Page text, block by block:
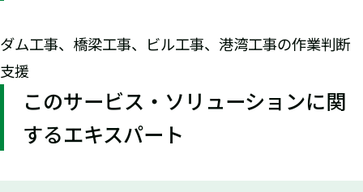
ダム工事、橋梁工事、ビル工事、港湾工事の作業判断
支援
このサービス・ソリューションに関
するエキスパート